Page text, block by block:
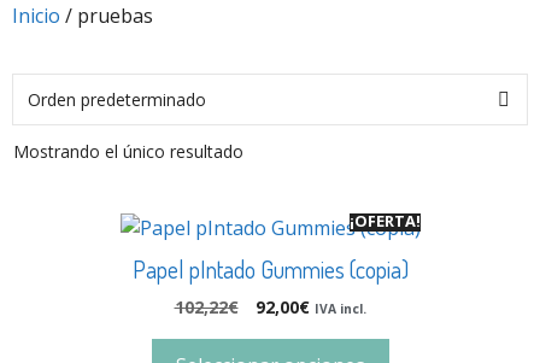
Inicio / pruebas
Mostrando el único resultado
¡OFERTA!
Papel pIntado Gummies (copia)
102,22€ 92,00€ IVA incl.